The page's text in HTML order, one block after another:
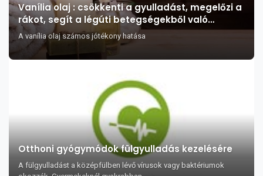
Vanília olaj : csökkenti a gyulladást, megelőzi a
rákot, segít a légúti betegségekből való
felgyógyulásban és remek afrodiziákum
A vanília olaj számos jótékony hatása
Otthoni gyógymódok fülgyulladás kezelésére
A fülgyulladást a középfülben lévő vírusok vagy baktériumok